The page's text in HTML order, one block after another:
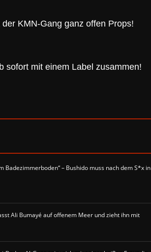
KMN-Gang ganz offen Props!
sofort mit einem Label zusammen!
Badezimmerboden“ – Bushido muss nach dem S*x in
Ali Bumayé auf offenem Meer und zieht ihn mit